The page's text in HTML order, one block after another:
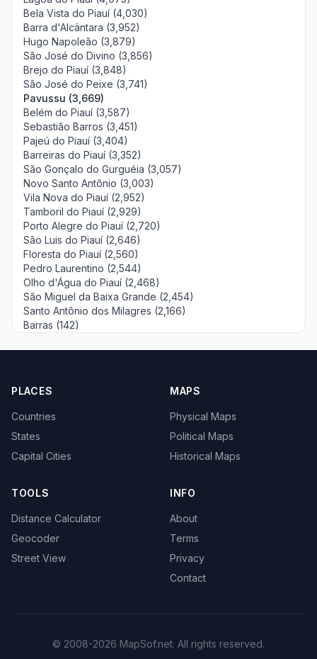
Bela Vista do Piauí (4,030)
Barra d'Alcântara (3,952)
Hugo Napoleão (3,879)
São José do Divino (3,856)
Brejo do Piauí (3,848)
São José do Peixe (3,741)
Pavussu (3,669)
Belém do Piauí (3,587)
Sebastião Barros (3,451)
Pajeú do Piauí (3,404)
Barreiras do Piauí (3,352)
São Gonçalo do Gurguéia (3,057)
Novo Santo Antônio (3,003)
Vila Nova do Piauí (2,952)
Tamboril do Piauí (2,929)
Porto Alegre do Piauí (2,720)
São Luis do Piauí (2,646)
Floresta do Piauí (2,560)
Pedro Laurentino (2,544)
Olho d'Água do Piauí (2,468)
São Miguel da Baixa Grande (2,454)
Santo Antônio dos Milagres (2,166)
Barras (142)
PLACES
Countries
States
Capital Cities
MAPS
Physical Maps
Political Maps
Historical Maps
TOOLS
Distance Calculator
Geocoder
Street View
INFO
About
Terms
Privacy
Contact
© 2008-2026 MapSof.net. All rights reserved.